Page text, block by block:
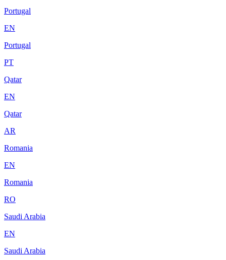
Portugal
EN
Portugal
PT
Qatar
EN
Qatar
AR
Romania
EN
Romania
RO
Saudi Arabia
EN
Saudi Arabia